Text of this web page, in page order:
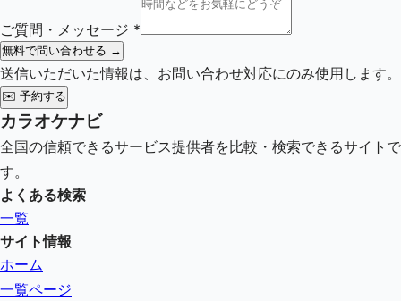
ご質問・メッセージ *
無料で問い合わせる →
送信いただいた情報は、お問い合わせ対応にのみ使用します。
✉️ 予約する
カラオケナビ
全国の信頼できるサービス提供者を比較・検索できるサイトで
す。
よくある検索
一覧
サイト情報
ホーム
一覧ページ